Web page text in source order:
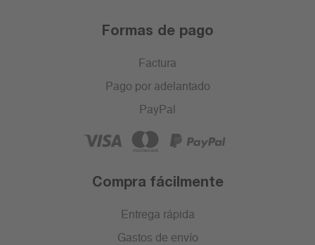
Formas de pago
Factura
Pago por adelantado
PayPal
Compra fácilmente
Entrega rápida
Gastos de envío